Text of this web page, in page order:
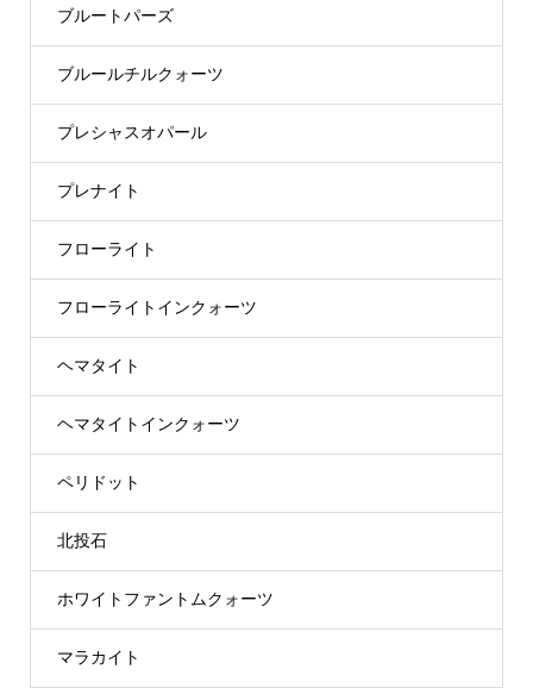
ブルートパーズ
ブルールチルクォーツ
プレシャスオパール
プレナイト
フローライト
フローライトインクォーツ
ヘマタイト
ヘマタイトインクォーツ
ペリドット
北投石
ホワイトファントムクォーツ
マラカイト